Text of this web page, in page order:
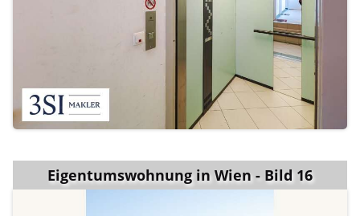
Eigentumswohnung in Wien - Bild 16